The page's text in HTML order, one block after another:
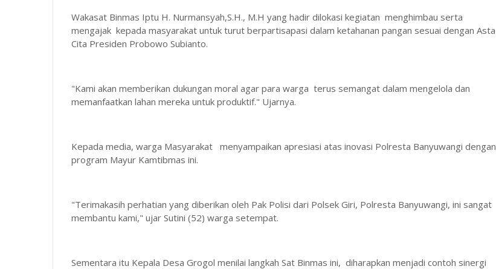
Wakasat Binmas Iptu H. Nurmansyah,S.H., M.H yang hadir dilokasi kegiatan menghimbau serta
mengajak kepada masyarakat untuk turut berpartisapasi dalam ketahanan pangan sesuai dengan Asta
Cita Presiden Probowo Subianto.
"Kami akan memberikan dukungan moral agar para warga terus semangat dalam mengelola dan
memanfaatkan lahan mereka untuk produktif." Ujarnya.
Kepada media, warga Masyarakat menyampaikan apresiasi atas inovasi Polresta Banyuwangi dengan
program Mayur Kamtibmas ini.
"Terimakasih perhatian yang diberikan oleh Pak Polisi dari Polsek Giri, Polresta Banyuwangi, ini sangat
membantu kami," ujar Sutini (52) warga setempat.
Sementara itu Kepala Desa Grogol menilai langkah Sat Binmas ini, diharapkan menjadi contoh sinergi